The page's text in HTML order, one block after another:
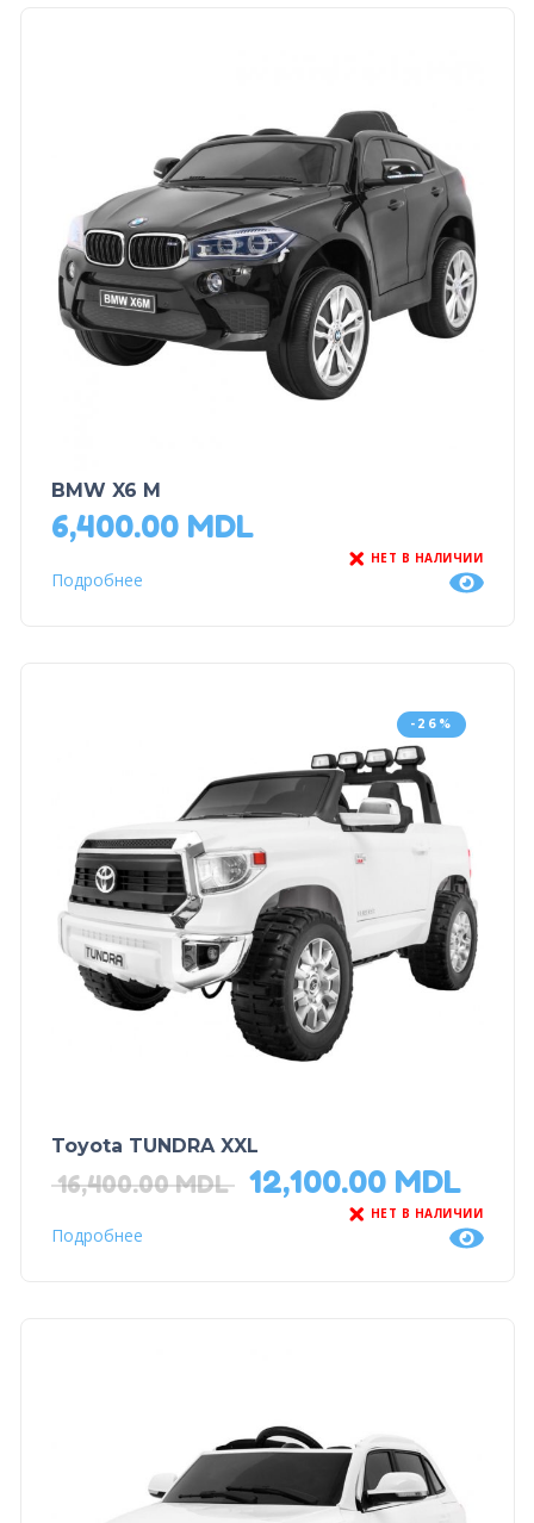
BMW X6 M
6,400.00 MDL
НЕТ В НАЛИЧИИ
Подробнее
-26%
Toyota TUNDRA XXL
16,400.00MDL 12,100.00 MDL
НЕТ В НАЛИЧИИ
Подробнее